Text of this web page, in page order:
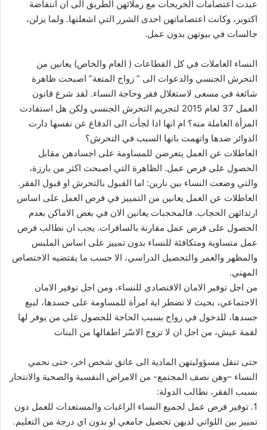
عبدت اعتصامات الخريجات مع زملائهن الطريق الى ان انتفاضة
اكتوبر، وكانت اعتصاماتهن احدى الشرر التي اشعلتها. ولما يزلن،
جالسات في بيوتهن بدون عمل.
النساء العاملات في كل القطاعات ( العام والخاص) يعانين من
التحرش الجنسي والدعوات الى ” زواج المتعة” اصبحت ظاهرة
شائعة في مسعى لاستغلال فقر وحاجة النساء. لقد شرع قانون
العمل 37 لعام 2015 لتجريم التحرش الجنسي ولكن هل استفادت
المرأة العاملة منه؟ ام انها اذا لجأت الى الدفاع عن نفسها دارت
الدوائر ضدها واتهمت بانها السبب في التحرش؟
العاطلات عن العمل يتعرضن للمساومة على اجسادهن مقابل
الحصول على فرص عمل. الظاهرة التي اصبحت اكثر من بارزة،
والتي وضعت النساء بين نارين: اما القبول بالتحرش او قبول الفقر.
العاطلات عن العمل يعانين من التمييز في فرص العمل على اساس
ارتدائهن الحجاب. فالمحجبات يعانين الان في بعض الاماكن بعدم
الحصول على فرص عمل مقارنة بالسافرات. يجب ان نطالب فرص
عمل متساوية ومتكافئة للنساء بدون تمييز على اساس الملبس
والمظهر والعمر والتحصيل الدراسي، الا حسب ما يقتضيه الاختصاص
المهني.
من اجل توفير الامان الاقتصادي للنساء، ومن اجل توفير الامان
الاجتماعي، بحيث لا تضطر اية امرأة للمساومة على جسدها، لبيع
جسدها، للدخول في زواج بسبب الحاجة للحصول على من يوفر لها
لقمة عيش، من اجل ان لا تزوج الاسّر اطفالها من البنات
حتى تنقل مسؤوليتهن المادية الى عاتق شخص اخر، حتى نحمي
النساء –وهن نصف المجتمع- من الامراض النفسية والصحية والانتحار
بسبب الفقر، نطالب الدولة:
1. توفير فرص عمل لجميع النساء الراغبات والمستعدات للعمل دون
تمييز بين اللواتي لديهن تحصيل جامعي او بدون اي درجة من التعليم.